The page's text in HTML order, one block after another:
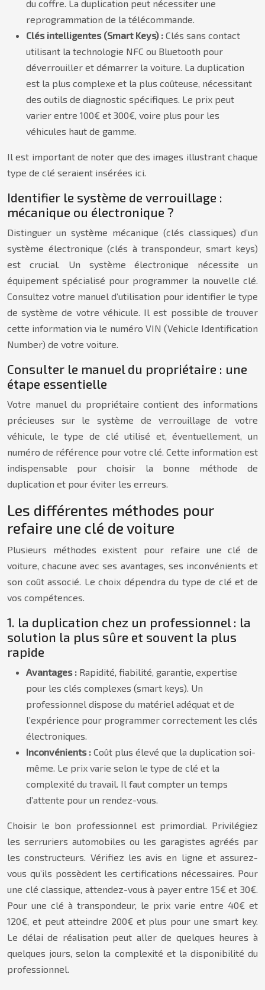
du coffre. La duplication peut nécessiter une
reprogrammation de la télécommande.
Clés intelligentes (Smart Keys) : Clés sans contact
utilisant la technologie NFC ou Bluetooth pour
déverrouiller et démarrer la voiture. La duplication
est la plus complexe et la plus coûteuse, nécessitant
des outils de diagnostic spécifiques. Le prix peut
varier entre 100€ et 300€, voire plus pour les
véhicules haut de gamme.
Il est important de noter que des images illustrant chaque
type de clé seraient insérées ici.
Identifier le système de verrouillage :
mécanique ou électronique ?
Distinguer un système mécanique (clés classiques) d’un
système électronique (clés à transpondeur, smart keys)
est crucial. Un système électronique nécessite un
équipement spécialisé pour programmer la nouvelle clé.
Consultez votre manuel d’utilisation pour identifier le type
de système de votre véhicule. Il est possible de trouver
cette information via le numéro VIN (Vehicle Identification
Number) de votre voiture.
Consulter le manuel du propriétaire : une
étape essentielle
Votre manuel du propriétaire contient des informations
précieuses sur le système de verrouillage de votre
véhicule, le type de clé utilisé et, éventuellement, un
numéro de référence pour votre clé. Cette information est
indispensable pour choisir la bonne méthode de
duplication et pour éviter les erreurs.
Les différentes méthodes pour
refaire une clé de voiture
Plusieurs méthodes existent pour refaire une clé de
voiture, chacune avec ses avantages, ses inconvénients et
son coût associé. Le choix dépendra du type de clé et de
vos compétences.
1. la duplication chez un professionnel : la
solution la plus sûre et souvent la plus
rapide
Avantages : Rapidité, fiabilité, garantie, expertise
pour les clés complexes (smart keys). Un
professionnel dispose du matériel adéquat et de
l’expérience pour programmer correctement les clés
électroniques.
Inconvénients : Coût plus élevé que la duplication soi-
même. Le prix varie selon le type de clé et la
complexité du travail. Il faut compter un temps
d’attente pour un rendez-vous.
Choisir le bon professionnel est primordial. Privilégiez
les serruriers automobiles ou les garagistes agréés par
les constructeurs. Vérifiez les avis en ligne et assurez-
vous qu’ils possèdent les certifications nécessaires. Pour
une clé classique, attendez-vous à payer entre 15€ et 30€.
Pour une clé à transpondeur, le prix varie entre 40€ et
120€, et peut atteindre 200€ et plus pour une smart key.
Le délai de réalisation peut aller de quelques heures à
quelques jours, selon la complexité et la disponibilité du
professionnel.